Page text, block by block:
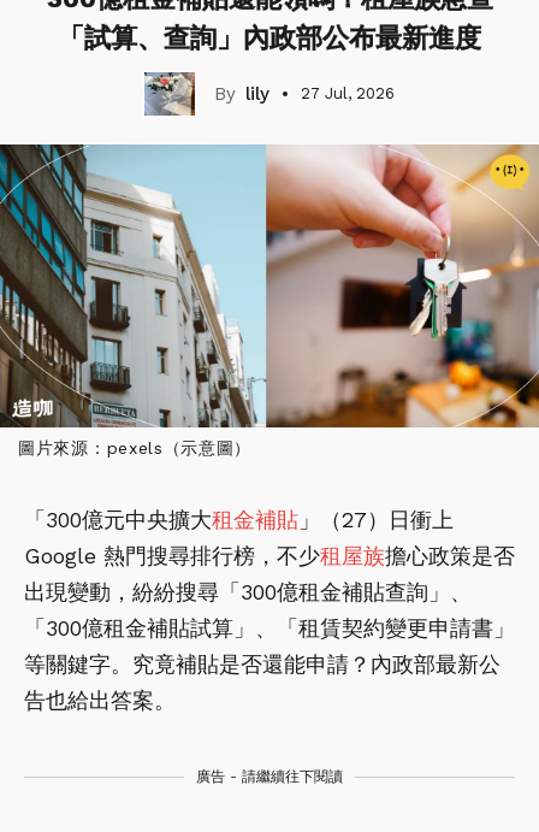
「試算、查詢」內政部公布最新進度
lily 27 Jul, 2026
圖片來源：pexels（示意圖）
「300億元中央擴大租金補貼 」（27）日衝上
Google 熱門搜尋排行榜，不少租屋族擔心政策是否
出現變動，紛紛搜尋「300億租金補貼查詢」、
「300億租金補貼試算」、「租賃契約變更申請書」
等關鍵字。究竟補貼是否還能申請？內政部最新公
告也給出答案。
廣告 - 請繼續往下閱讀